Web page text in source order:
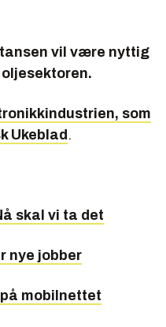
vil være nyttig
som
Ukeblad .
skal vi ta det
nye jobber
mobilnettet